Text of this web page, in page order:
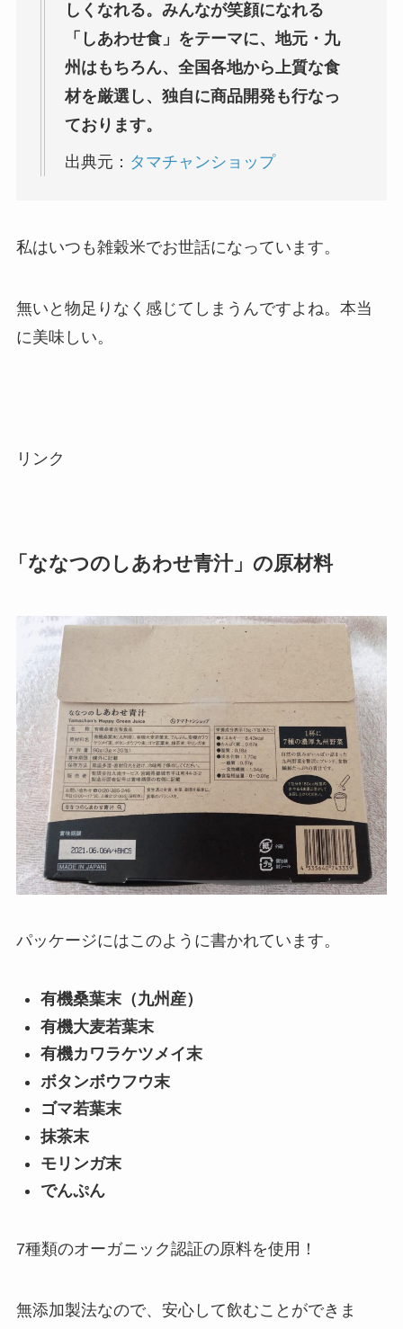
しくなれる。みんなが笑顔になれる
「しあわせ食」をテーマに、地元・九
州はもちろん、全国各地から上質な食
材を厳選し、独自に商品開発も行なっ
ております。
出典元： タマチャンショップ
私はいつも雑穀米でお世話になっています。
無いと物足りなく感じてしまうんですよね。本当
に美味しい。
リンク
「ななつのしあわせ青汁」の原材料
パッケージにはこのように書かれています。
有機桑葉末（九州産）
有機大麦若葉末
有機カワラケツメイ末
ボタンボウフウ末
ゴマ若葉末
抹茶末
モリンガ末
でんぷん
7種類のオーガニック認証の原料を使用！
無添加製法なので、安心して飲むことができま